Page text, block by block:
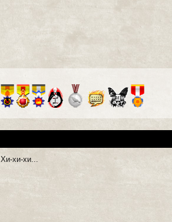
Хи-хи-хи...